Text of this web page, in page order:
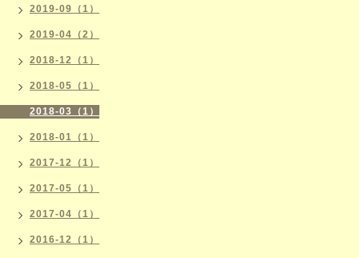
2019-09（1）
2019-04（2）
2018-12（1）
2018-05（1）
2018-03（1）
2018-01（1）
2017-12（1）
2017-05（1）
2017-04（1）
2016-12（1）